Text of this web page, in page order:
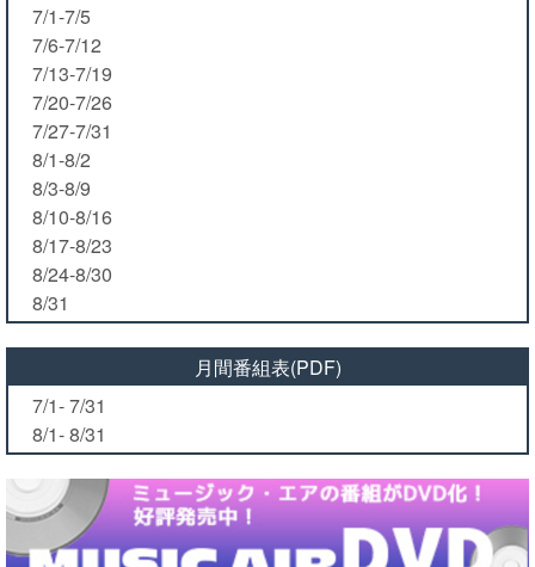
7/1-7/5
7/6-7/12
7/13-7/19
7/20-7/26
7/27-7/31
8/1-8/2
8/3-8/9
8/10-8/16
8/17-8/23
8/24-8/30
8/31
月間番組表(PDF)
7/1- 7/31
8/1- 8/31